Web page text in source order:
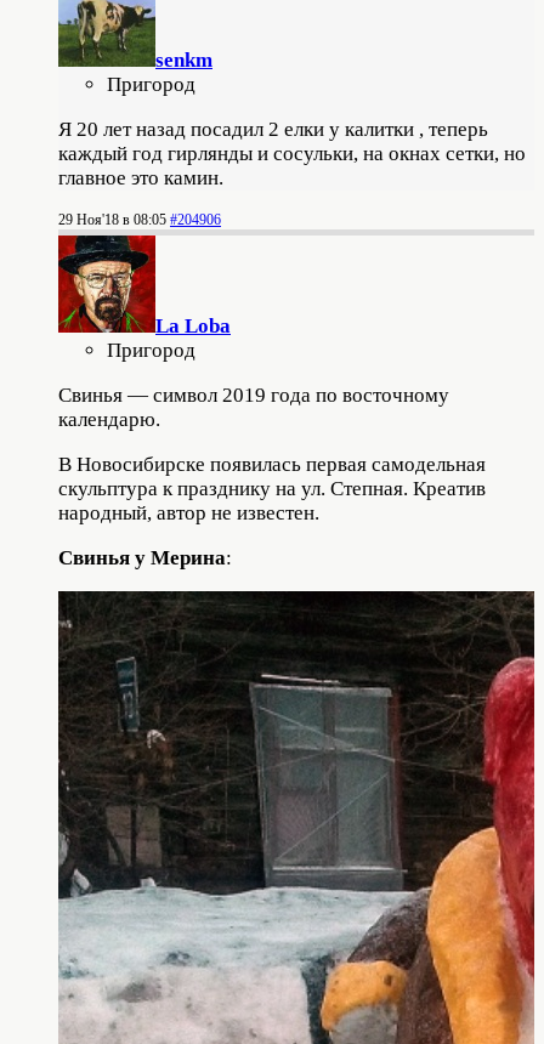
senkm
Пригород
Я 20 лет назад посадил 2 елки у калитки , теперь
каждый год гирлянды и сосульки, на окнах сетки, но
главное это камин.
29 Ноя'18 в 08:05 #204906
La Loba
Пригород
Свинья — символ 2019 года по восточному
календарю.
В Новосибирске появилась первая самодельная
скульптура к празднику на ул. Степная. Креатив
народный, автор не известен.
Свинья у Мерина: